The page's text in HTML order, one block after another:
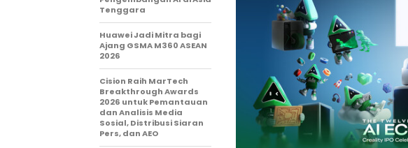
Tenggara
Huawei Jadi Mitra bagi
Ajang GSMA M360 ASEAN
2026
Cision Raih MarTech
Breakthrough Awards
2026 untuk Pemantauan
dan Analisis Media
Sosial, Distribusi Siaran
Pers, dan AEO